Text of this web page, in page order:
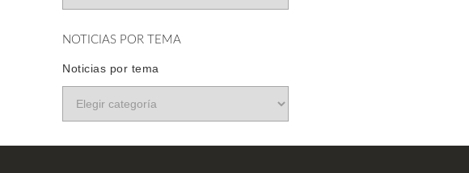
NOTICIAS POR TEMA
Noticias por tema